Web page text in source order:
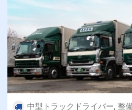
中型トラックドライバー, 整